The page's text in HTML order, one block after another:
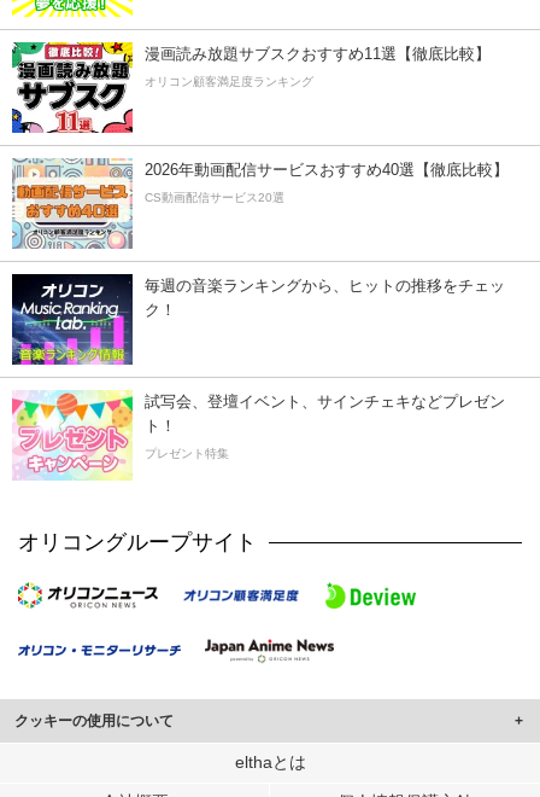
漫画読み放題サブスクおすすめ11選【徹底比較】
オリコン顧客満足度ランキング
2026年動画配信サービスおすすめ40選【徹底比較】
CS動画配信サービス20選
毎週の音楽ランキングから、ヒットの推移をチェッ
ク！
試写会、登壇イベント、サインチェキなどプレゼン
ト！
プレゼント特集
オリコングループサイト
クッキーの使用について
このサイトでは Cookie を使用して、ユーザーに合わせたコンテンツや広告の
elthaとは